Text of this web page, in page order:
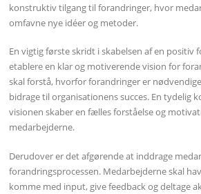
konstruktiv tilgang til forandringer, hvor
omfavne nye idéer og metoder.
En vigtig første skridt i skabelsen af en positiv
etablere en klar og motiverende vision for
skal forstå, hvorfor forandringer er
bidrage til organisationens succes. En tydelig
visionen skaber en fælles forståelse og
medarbejderne.
Derudover er det afgørende at inddrage
forandringsprocessen. Medarbejderne skal
komme med input, give feedback og deltage